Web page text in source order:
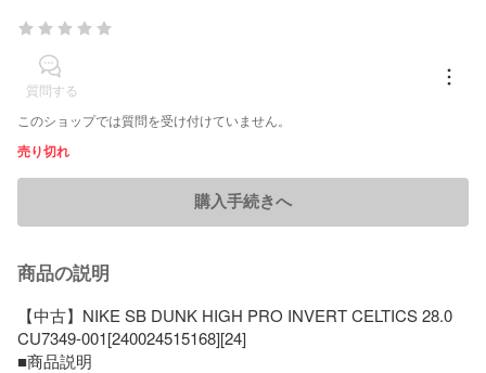
質問する
このショップでは質問を受け付けていません。
売り切れ
購入手続きへ
商品の説明
【中古】NIKE SB DUNK HIGH PRO INVERT CELTICS 28.0
CU7349-001[240024515168][24]
■商品説明